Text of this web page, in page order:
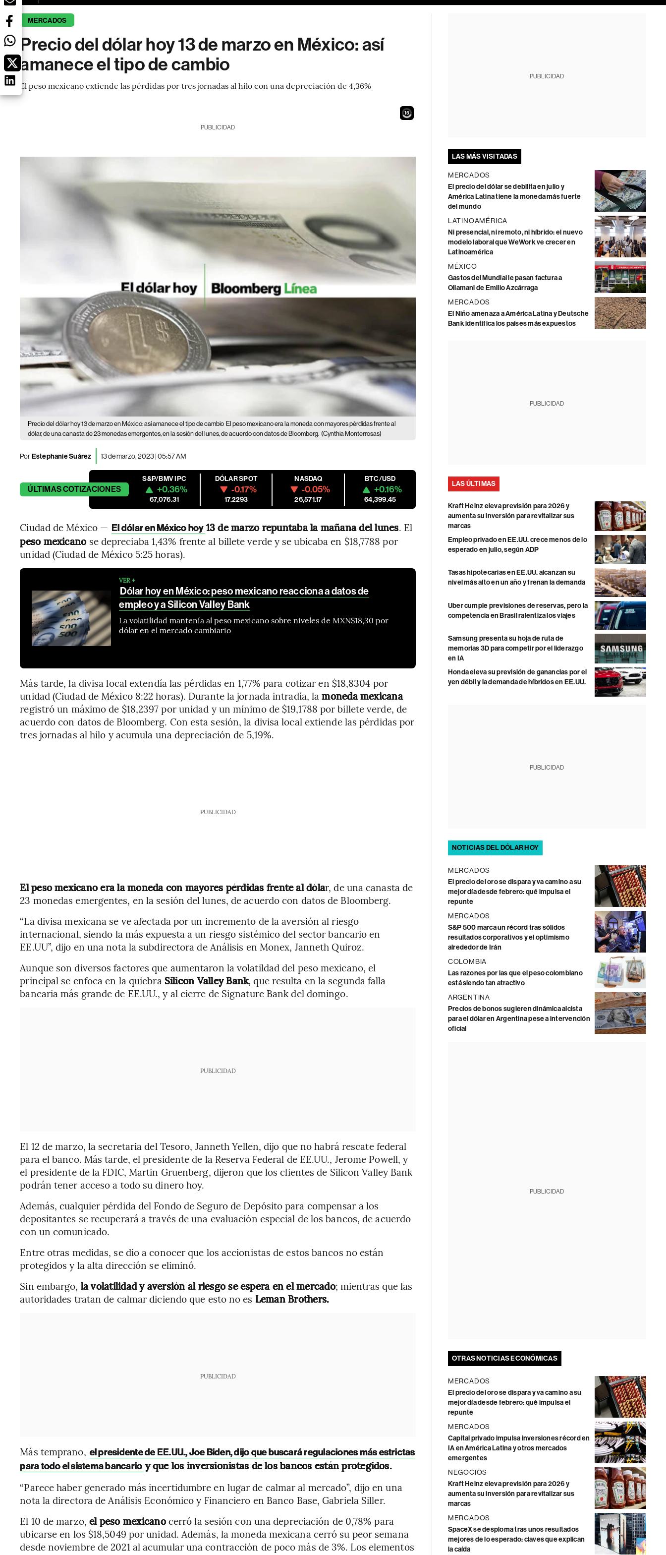
MERCADOS
Precio del dólar hoy 13 de marzo en México: así
amanece el tipo de cambio
El peso mexicano extiende las pérdidas por tres jornadas al hilo con una depreciación de 4,36%
14
PUBLICIDAD
Precio del dólar hoy 13 de marzo en México: así amanece el tipo de cambio El peso mexicano era la moneda con mayores pérdidas frente al
dólar, de una canasta de 23 monedas emergentes, en la sesión del lunes, de acuerdo con datos de Bloomberg. (Cynthia Monterrosas)
PorEstephanie Suárez 13 de marzo, 2023 | 05:57 AM
ÚLTIMASCOTIZACIONES
S&P/BMV IPC
+0.36%
67,076.31
DÓLAR SPOT
-0.17%
17.2293
NASDAQ
-0.05%
26,571.17
BTC/USD
+0.16%
64,399.45
Ciudad de México — El dólar en México hoy 13 de marzo repuntaba la mañana del lunes. El
peso mexicanose depreciaba 1,43% frente al billete verde y se ubicaba en $18,7788 por
unidad (Ciudad de México 5:25 horas).
VER +
Dólar hoy en México: peso mexicano reacciona a datos de
empleo y a Silicon Valley Bank
La volatilidad mantenía al peso mexicano sobre niveles de MXN$18,30 por
dólar en el mercado cambiario
Más tarde, la divisa local extendía las pérdidas en 1,77% para cotizar en $18,8304 por
unidad (Ciudad de México 8:22 horas). Durante la jornada intradía, lamoneda mexicana
registró un máximo de $18,2397 por unidad y un mínimo de $19,1788 por billete verde, de
acuerdo con datos de Bloomberg. Con esta sesión, la divisa local extiende las pérdidas por
tres jornadas al hilo y acumula una depreciación de 5,19%.
PUBLICIDAD
El peso mexicano era la moneda con mayores pérdidas frente al dólar, de una canasta de
23 monedas emergentes, en la sesión del lunes, de acuerdo con datos de Bloomberg.
“La divisa mexicana se ve afectada por un incremento de la aversión al riesgo
internacional, siendo la más expuesta a un riesgo sistémico del sector bancario en
EE.UU”, dijo en una nota la subdirectora de Análisis en Monex, Janneth Quiroz.
Aunque son diversos factores que aumentaron la volatildad del peso mexicano, el
principal se enfoca en la quiebra Silicon Valley Bank, que resulta en la segunda falla
bancaria más grande de EE.UU., y al cierre de Signature Bank del domingo.
PUBLICIDAD
El 12 de marzo, la secretaria del Tesoro, Janneth Yellen, dijo que no habrá rescate federal
para el banco. Más tarde, el presidente de la Reserva Federal de EE.UU., Jerome Powell, y
el presidente de la FDIC, Martin Gruenberg, dijeron que los clientes de Silicon Valley Bank
podrán tener acceso a todo su dinero hoy.
Además, cualquier pérdida del Fondo de Seguro de Depósito para compensar a los
depositantes se recuperará a través de una evaluación especial de los bancos, de acuerdo
con un comunicado.
Entre otras medidas, se dio a conocer que los accionistas de estos bancos no están
protegidos y la alta dirección se eliminó.
Sin embargo, la volatilidad y aversión al riesgo se espera en el mercado; mientras que las
autoridades tratan de calmar diciendo que esto no es Leman Brothers.
PUBLICIDAD
Más temprano, el presidente de EE.UU., Joe Biden, dijo que buscará regulaciones más estrictas
para todo el sistema bancario y que los inversionistas de los bancos están protegidos.
“Parece haber generado más incertidumbre en lugar de calmar al mercado”, dijo en una
nota la directora de Análisis Económico y Financiero en Banco Base, Gabriela Siller.
El 10 de marzo, el peso mexicanocerró la sesión con una depreciación de 0,78% para
ubicarse en los $18,5049 por unidad. Además, la moneda mexicana cerró su peor semana
desde noviembre de 2021 al acumular una contracción de poco más de 3%. Los elementos
PUBLICIDAD
LAS MÁS VISITADAS
MERCADOS
El precio del dólar se debilita en julio y
América Latina tiene la moneda más fuerte
del mundo
LATINOAMÉRICA
Ni presencial, ni remoto, ni híbrido: el nuevo
modelo laboral que WeWork ve crecer en
Latinoamérica
MÉXICO
Gastos del Mundial le pasan factura a
Ollamani de Emilio Azcárraga
MERCADOS
El Niño amenaza a América Latina y Deutsche
Bank identifica los países más expuestos
PUBLICIDAD
LAS ÚLTIMAS
Kraft Heinz eleva previsión para 2026 y
aumenta su inversión para revitalizar sus
marcas
Empleo privado en EE.UU. crece menos de lo
esperado en julio, según ADP
Tasas hipotecarias en EE.UU. alcanzan su
nivel más alto en un año y frenan la demanda
Uber cumple previsiones de reservas, pero la
competencia en Brasil ralentiza los viajes
Samsung presenta su hoja de ruta de
memorias 3D para competir por el liderazgo
en IA
Honda eleva su previsión de ganancias por el
yen débil y la demanda de híbridos en EE.UU.
PUBLICIDAD
NOTICIAS DEL DÓLAR HOY
MERCADOS
El precio del oro se dispara y va camino a su
mejor día desde febrero: qué impulsa el
repunte
MERCADOS
S&P 500 marca un récord tras sólidos
resultados corporativos y el optimismo
alrededor de Irán
COLOMBIA
Las razones por las que el peso colombiano
está siendo tan atractivo
ARGENTINA
Precios de bonos sugieren dinámica alcista
para el dólar en Argentina pese a intervención
oficial
PUBLICIDAD
OTRAS NOTICIAS ECONÓMICAS
MERCADOS
El precio del oro se dispara y va camino a su
mejor día desde febrero: qué impulsa el
repunte
MERCADOS
Capital privado impulsa inversiones récord en
IA en América Latina y otros mercados
emergentes
NEGOCIOS
Kraft Heinz eleva previsión para 2026 y
aumenta su inversión para revitalizar sus
marcas
MERCADOS
SpaceX se desploma tras unos resultados
mejores de lo esperado: claves que explican
la caída